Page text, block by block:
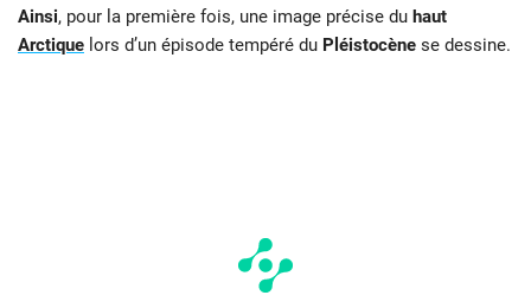
Ainsi, pour la première fois, une image précise du haut
Arctique lors d’un épisode tempéré du Pléistocène se dessine.